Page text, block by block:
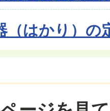
（はかり）の